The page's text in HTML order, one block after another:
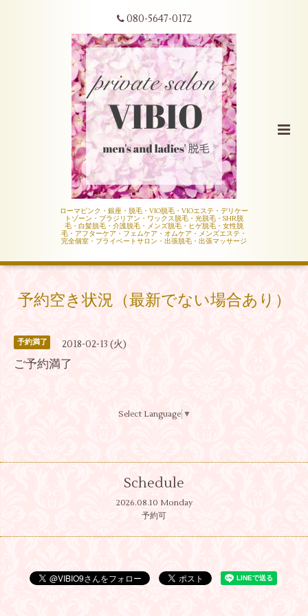
080-5647-0172
ローマピンク・銀座・脱毛・VIO脱毛・VIOエステ・デリケー
トゾーン・ブラジリアン・ワックス脱毛・光脱毛・SHR脱
毛・白髪脱毛・介護脱毛・メンズ脱毛・ヒゲ脱毛・女性脱
毛・アフターケア・フェムケア・オムケア・メンズエステ・
完全個室・プライベートサロン・出張脱毛・出張マッサージ
予約空き状況（最新でない場合あり）
予約満了 2018-02-13 (火)
ご予約満了
Select Language ▼
Schedule
2026.08.10 Monday
予約可